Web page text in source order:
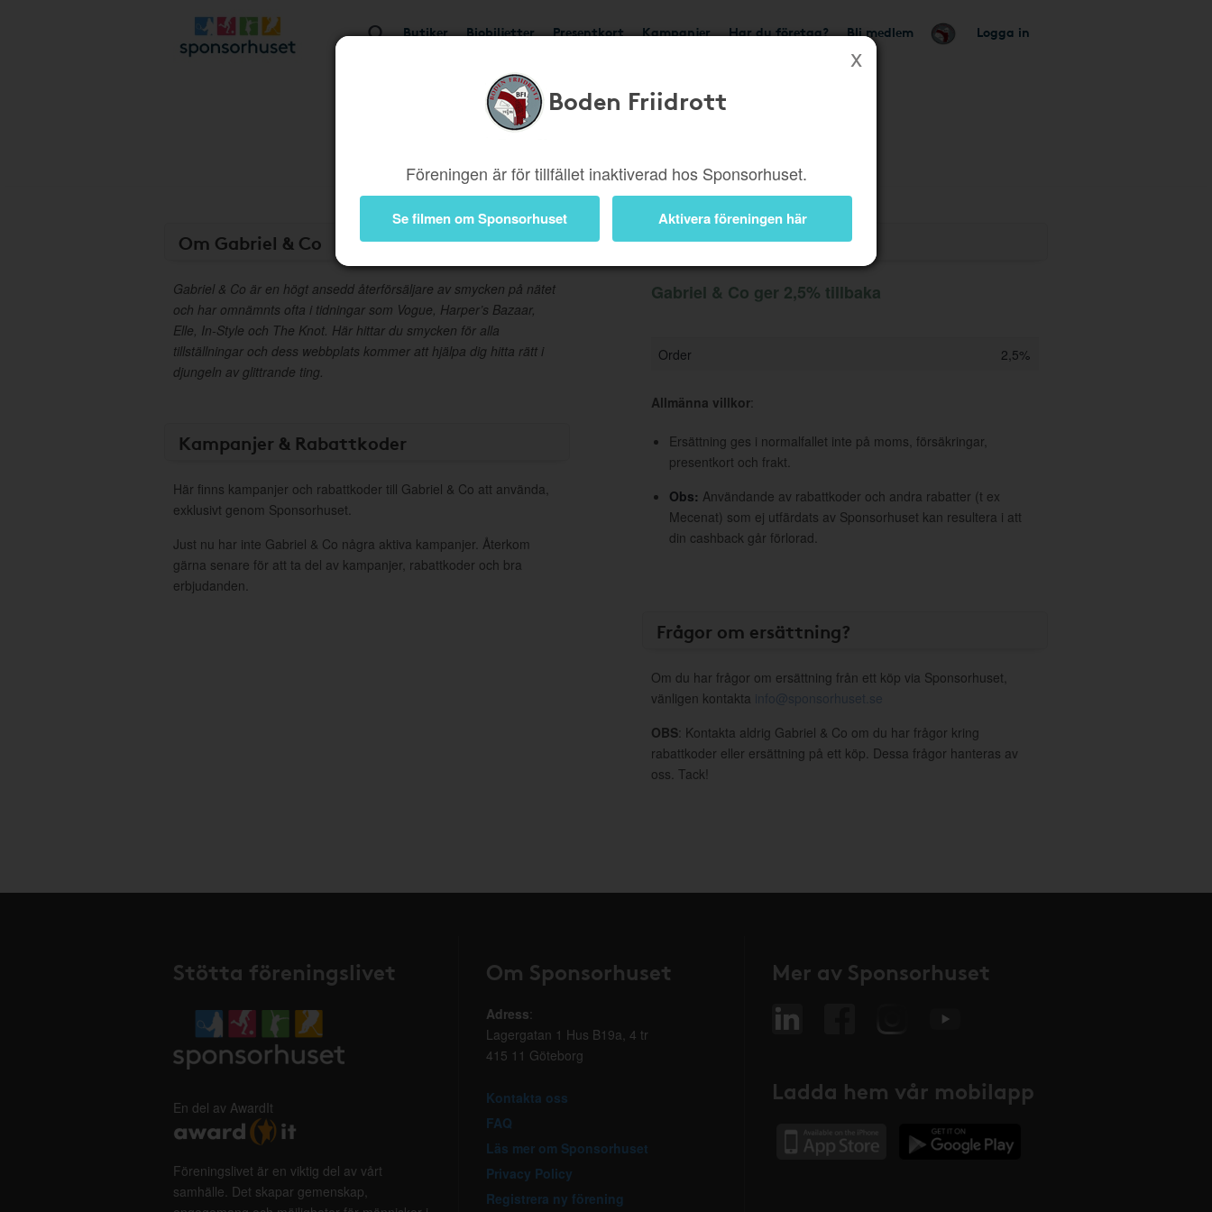
Butiker Biobiljetter Presentkort Kampanjer Har du företag? Bli medlem Logga in
Boden Friidrott
Föreningen är för tillfället inaktiverad hos Sponsorhuset.
Se filmen om Sponsorhuset Aktivera föreningen här
Om Gabriel & Co
Gabriel & Co är en högt ansedd återförsäljare av smycken på nätet
och har omnämnts ofta i tidningar som Vogue, Harper’s Bazaar,
Elle, In-Style och The Knot. Här hittar du smycken för alla
tillställningar och dess webbplats kommer att hjälpa dig hitta rätt i
djungeln av glittrande ting.
Kampanjer & Rabattkoder
Här finns kampanjer och rabattkoder till Gabriel & Co att använda,
exklusivt genom Sponsorhuset.
Just nu har inte Gabriel & Co några aktiva kampanjer. Återkom
gärna senare för att ta del av kampanjer, rabattkoder och bra
erbjudanden.
Information
Gabriel & Co ger 2,5% tillbaka
Order 2,5%
Allmänna villkor:
Ersättning ges i normalfallet inte på moms, försäkringar,
presentkort och frakt.
Obs: Användande av rabattkoder och andra rabatter (t ex
Mecenat) som ej utfärdats av Sponsorhuset kan resultera i att
din cashback går förlorad.
Frågor om ersättning?
Om du har frågor om ersättning från ett köp via Sponsorhuset,
vänligen kontakta info@sponsorhuset.se
OBS: Kontakta aldrig Gabriel & Co om du har frågor kring
rabattkoder eller ersättning på ett köp. Dessa frågor hanteras av
oss. Tack!
Stötta föreningslivet
En del av AwardIt
Föreningslivet är en viktig del av vårt
samhälle. Det skapar gemenskap,
Om Sponsorhuset
Adress:
Lagergatan 1 Hus B19a, 4 tr
415 11 Göteborg
Kontakta oss
FAQ
Läs mer om Sponsorhuset
Privacy Policy
Registrera ny förening
Mer av Sponsorhuset
Ladda hem vår mobilapp